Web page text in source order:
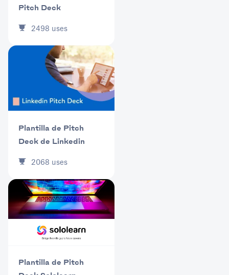
Pitch Deck
2498 uses
Plantilla de Pitch
Deck de Linkedin
2068 uses
Plantilla de Pitch